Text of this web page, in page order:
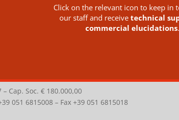
Click on the relevant icon to keep in
our staff and receive technical
commercial elucidations.
– Cap. Soc. € 180.000,00
051 6815008 – Fax +39 051 6815018